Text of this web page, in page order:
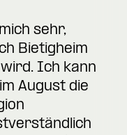
sehr,
Bietigheim
Ich kann
August die